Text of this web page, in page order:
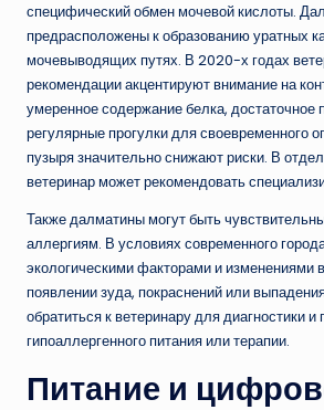
специфический обмен мочевой кислоты.
предрасположены к образованию уратных
мочевыводящих путях. В 2020-х годах
рекомендации акцентируют внимание на
умеренное содержание белка, достаточное
регулярные прогулки для своевременного
пузыря значительно снижают риски. В
ветеринар может рекомендовать
Также далматины могут быть
аллергиям. В условиях современного
экологическими факторами и изменениями
появлении зуда, покраснений или
обратиться к ветеринару для диагностики и
гипоаллергенного питания или терапии.
Питание и